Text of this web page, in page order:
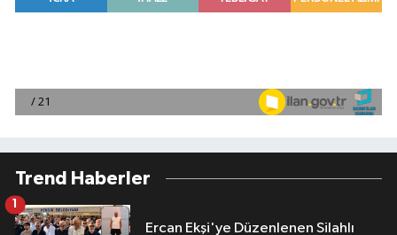
Trend Haberler
Ercan Ekşi'ye Düzenlenen Silahlı
1